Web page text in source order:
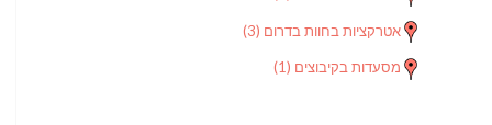
אטרקציות בחוות בדרום (3)
מסעדות בקיבוצים (1)